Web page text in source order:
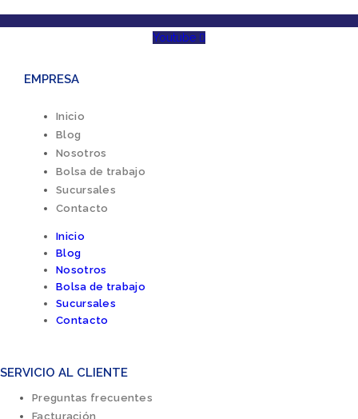
Youtube
EMPRESA
Inicio
Blog
Nosotros
Bolsa de trabajo
Sucursales
Contacto
Inicio
Blog
Nosotros
Bolsa de trabajo
Sucursales
Contacto
SERVICIO AL CLIENTE
Preguntas frecuentes
Facturación